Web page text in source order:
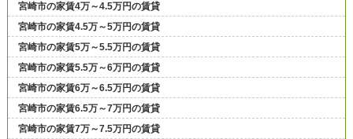
宮崎市の家賃4万～4.5万円の賃貸
宮崎市の家賃4.5万～5万円の賃貸
宮崎市の家賃5万～5.5万円の賃貸
宮崎市の家賃5.5万～6万円の賃貸
宮崎市の家賃6万～6.5万円の賃貸
宮崎市の家賃6.5万～7万円の賃貸
宮崎市の家賃7万～7.5万円の賃貸